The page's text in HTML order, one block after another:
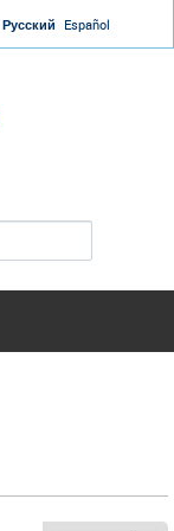
Русский Español